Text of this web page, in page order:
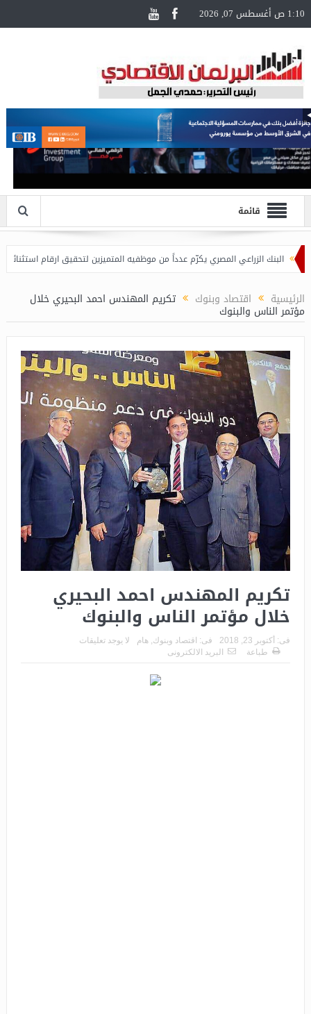
1:10 ص أغسطس 07, 2026
قائمة
البنك الزراعي المصري يكرّم عدداً من موظفيه المتميزين لتحقيق ارقام استثنائية في
الرئيسية اقتصاد وبنوك تكريم المهندس احمد البحيري خلال
مؤتمر الناس والبنوك
تكريم المهندس احمد البحيري
خلال مؤتمر الناس والبنوك
فى: أكتوبر 23, 2018 فى: اقتصاد وبنوك, هام
لا يوجد تعليقات
طباعة
البريد الالكترونى